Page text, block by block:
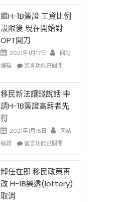
Chinese
New
Year
Ox
Special
Issue〉
中
繼H-1B簽證 工資比例
設限後 現在開始對
OPT開刀
2021年1月17日
网站
编辑
在
H-
1B
簽
證
資
比
設
限
後
現
留言功能已關閉
移民新法讓錢說話 申
請H-1B簽證高薪者先
得
2021年1月15日
网站
编辑
在
民
新
法
讓
留言功能已關閉
卸任在即 移民政策再
改 H-1B樂透(lottery)
取消